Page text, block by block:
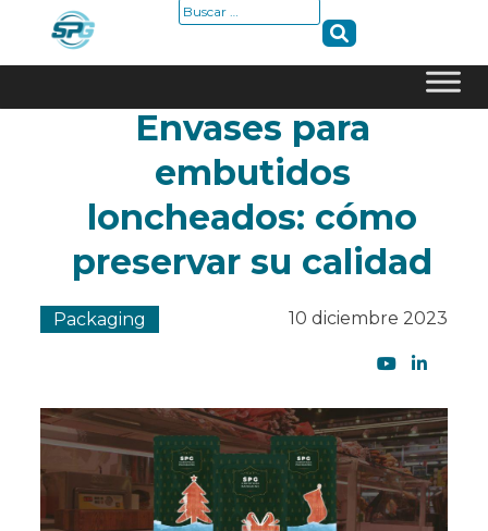
Buscar:
Envases para
embutidos
loncheados: cómo
preservar su calidad
Packaging 10 diciembre 2023